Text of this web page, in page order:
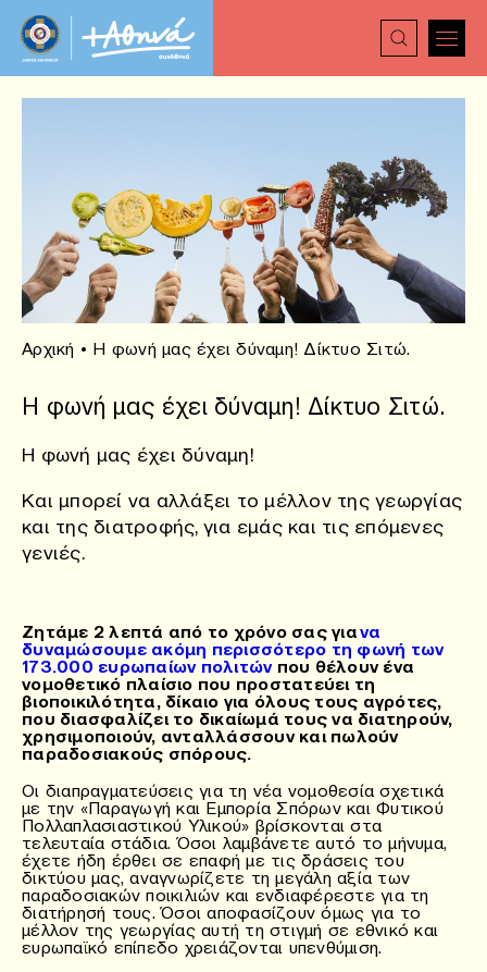
Αρχική • Η φωνή μας έχει δύναμη! Δίκτυο Σιτώ.
Η φωνή μας έχει δύναμη! Δίκτυο Σιτώ.
Η φωνή μας έχει δύναμη!
Και μπορεί να αλλάξει το μέλλον της γεωργίας
και της διατροφής, για εμάς και τις επόμενες
γενιές.
Ζητάμε 2 λεπτά από το χρόνο σας γιανα
δυναμώσουμε ακόμη περισσότερο τη φωνή των
173.000 ευρωπαίων πολιτώνπου θέλουν ένα
νομοθετικό πλαίσιο που προστατεύει τη
βιοποικιλότητα, δίκαιο για όλους τους αγρότες,
που διασφαλίζει το δικαίωμά τους να διατηρούν,
χρησιμοποιούν, ανταλλάσσουν και πωλούν
παραδοσιακούς σπόρους.
Οι διαπραγματεύσεις για τη νέα νομοθεσία σχετικά
με την «Παραγωγή και Εμπορία Σπόρων και Φυτικού
Πολλαπλασιαστικού Υλικού» βρίσκονται στα
τελευταία στάδια. Όσοι λαμβάνετε αυτό το μήνυμα,
έχετε ήδη έρθει σε επαφή με τις δράσεις του
δικτύου μας, αναγνωρίζετε τη μεγάλη αξία των
παραδοσιακών ποικιλιών και ενδιαφέρεστε για τη
διατήρησή τους. Όσοι αποφασίζουν όμως για το
μέλλον της γεωργίας αυτή τη στιγμή σε εθνικό και
ευρωπαϊκό επίπεδο χρειάζονται υπενθύμιση.